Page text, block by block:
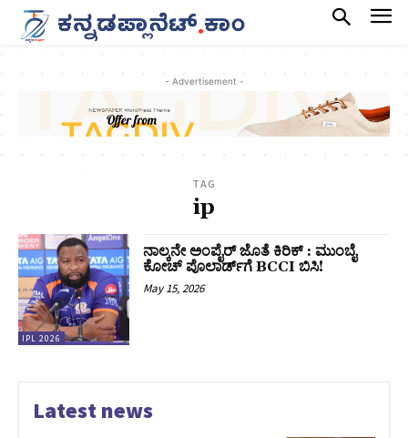
- Advertisement -
TAG
ip
IPL 2026
ನಾಲ್ಕನೇ ಅಂಪೈರ್ ಜೊತೆ ಕಿರಿಕ್ : ಮುಂಬೈ
ಕೋಚ್ ಪೊಲಾರ್ಡ್‌ಗೆ BCCI ಬಿಸಿ!
May 15, 2026
Latest news